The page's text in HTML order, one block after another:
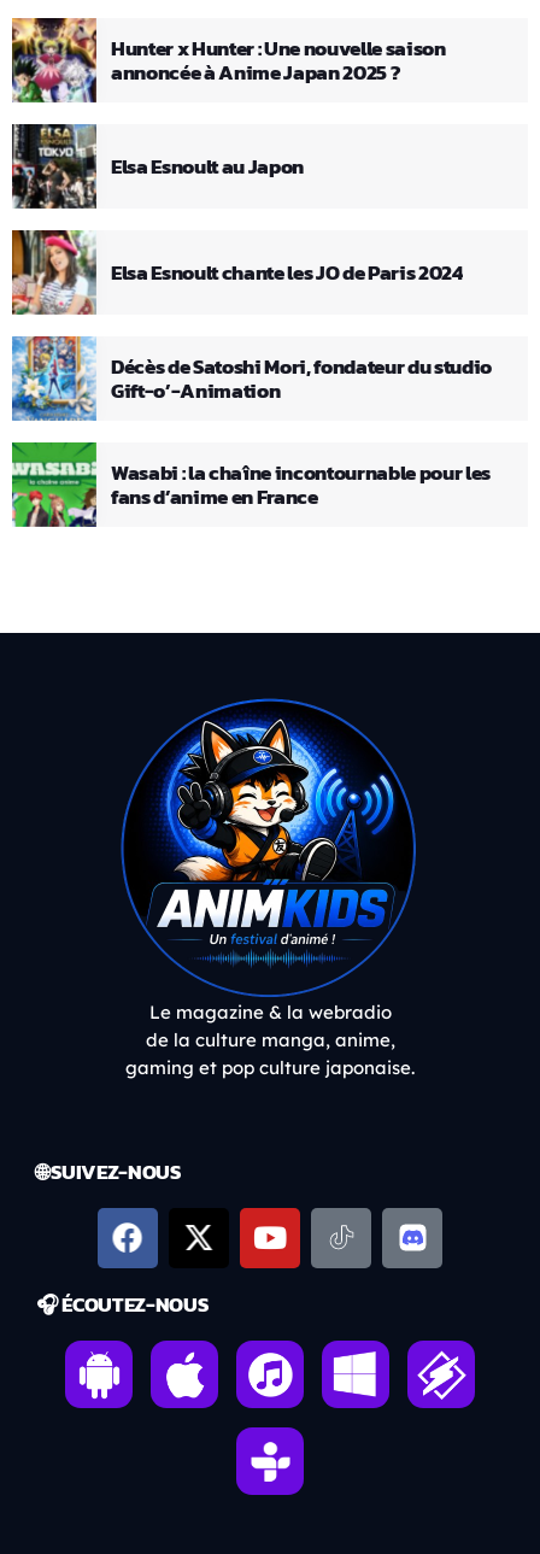
Hunter x Hunter : Une nouvelle saison
annoncée à Anime Japan 2025 ?
Elsa Esnoult au Japon
Elsa Esnoult chante les JO de Paris 2024
Décès de Satoshi Mori, fondateur du studio
Gift-o’-Animation
Wasabi : la chaîne incontournable pour les
fans d’anime en France
Le magazine & la webradio
de la culture manga, anime,
gaming et pop culture japonaise.
🌐 SUIVEZ-NOUS
🎧 ÉCOUTEZ-NOUS